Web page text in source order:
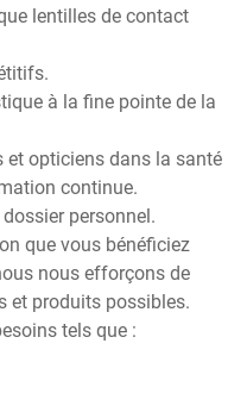
lentilles de contact
à la fine pointe de la
et opticiens dans la santé
continue.
personnel.
que vous bénéficiez
nous efforçons de
et produits possibles.
tels que :